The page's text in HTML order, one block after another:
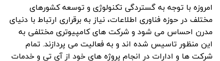
امروزه با توجه به گستردگی تکنولوژی و توسعه کشورهای
مختلف در حوزه فناوری اطلاعات، نیاز به برقراری ارتباط با دنیای
مدرن احساس می شود و شرکت های کامپیوتری مختلفی به
این منظور تاسیس شده اند و به فعالیت می پردازند. تمام
شرکت ها و ادارات در انجام پروژه های خود از آی تی و خدمات